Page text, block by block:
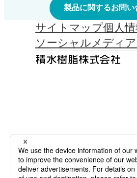
製品に関するお問い
サイトマップ個人
ソーシャルメディ